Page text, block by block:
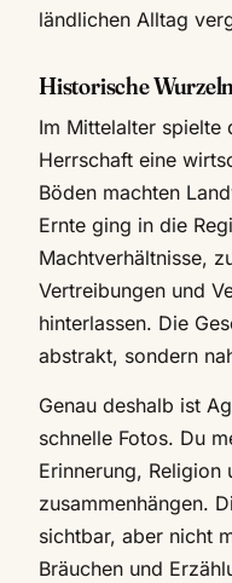
ländlichen Alltag
Historische
Im Mittelalter spielte
Herrschaft eine
Böden machten
Ernte ging in die
Machtverhältnisse,
Vertreibungen und
hinterlassen. Die
abstrakt, sondern
Genau deshalb ist
schnelle Fotos. Du
Erinnerung, Religion
zusammenhängen.
sichtbar, aber nicht
Bräuchen und